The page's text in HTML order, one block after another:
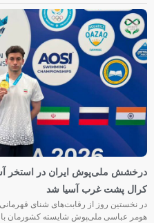
کرال پشت غرب آسیا شد